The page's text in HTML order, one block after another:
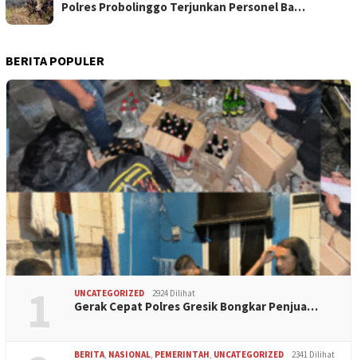
Polres Probolinggo Terjunkan Personel Ba…
BERITA POPULER
1 UNCATEGORIZED 2924 Dilihat
Gerak Cepat Polres Gresik Bongkar Penjua…
BERITA, NASIONAL, PEMERINTAH, UNCATEGORIZED 2341 Dilihat